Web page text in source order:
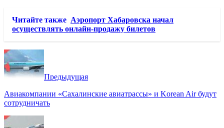
Читайте также Аэропорт Хабаровска начал
осуществлять онлайн-продажу билетов
Предыдущая
Авиакомпании «Сахалинские авиатрассы» и Korean Air будут
сотрудничать